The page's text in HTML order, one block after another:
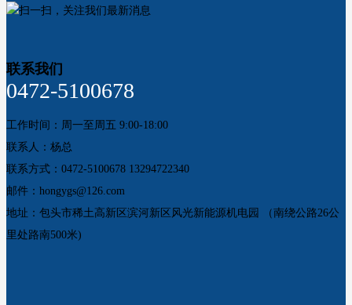
扫一扫，关注我们最新消息
联系我们
0472-5100678
工作时间：周一至周五 9:00-18:00
联系人：杨总
联系方式：0472-5100678 13294722340
邮件：hongygs@126.com
地址：包头市稀土高新区滨河新区风光新能源机电园 （南绕公路26公
里处路南500米)